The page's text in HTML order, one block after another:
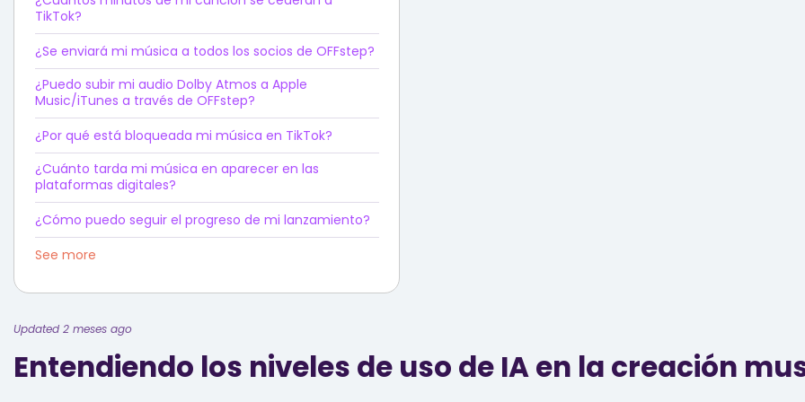
TikTok?
¿Se enviará mi música a todos los socios de OFFstep?
¿Puedo subir mi audio Dolby Atmos a Apple
Music/iTunes a través de OFFstep?
¿Por qué está bloqueada mi música en TikTok?
¿Cuánto tarda mi música en aparecer en las
plataformas digitales?
¿Cómo puedo seguir el progreso de mi lanzamiento?
See more
Updated 2 meses ago
Entendiendo los niveles de uso de IA en la creación